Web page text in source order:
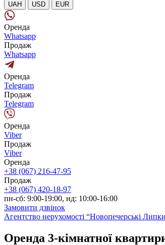
UAH USD EUR
Оренда
Whatsapp
Продаж
Whatsapp
Оренда
Telegram
Продаж
Telegram
Оренда
Viber
Продаж
Viber
Оренда
+38 (067) 216-47-95
Продаж
+38 (067) 420-18-97
пн-сб: 9:00-19:00, нд: 10:00-16:00
Замовити дзвінок
Агентство нерухомості “Новопечерські
Оренда 3-кімнатної